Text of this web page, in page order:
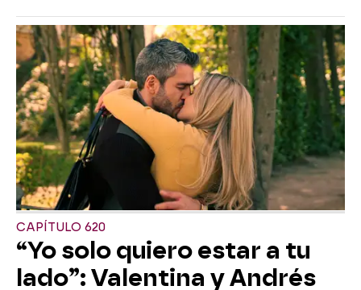
CAPÍTULO 620
“Yo solo quiero estar a tu
lado”: Valentina y Andrés